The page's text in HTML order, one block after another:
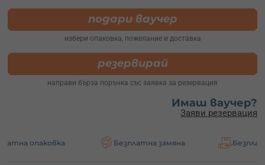
подари ваучер
избери опаковка, пожелание и доставка
резервирай
направи бърза поръчка със заявка за резервация
Имаш ваучер?
Заяви резервация
Безплатна замяна Безплатна доставка